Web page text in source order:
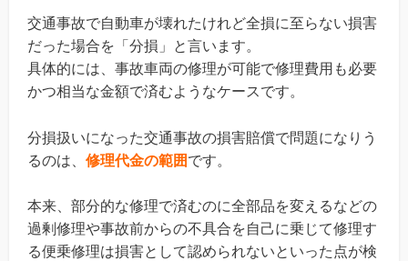
交通事故で自動車が壊れたけれど全損に至らない損害
だった場合を「分損」と言います。
具体的には、事故車両の修理が可能で修理費用も必要
かつ相当な金額で済むようなケースです。
分損扱いになった交通事故の損害賠償で問題になりう
るのは、 修理代金の範囲です。
本来、部分的な修理で済むのに全部品を変えるなどの
過剰修理や事故前からの不具合を自己に乗じて修理す
る便乗修理は損害として認められないといった点が検